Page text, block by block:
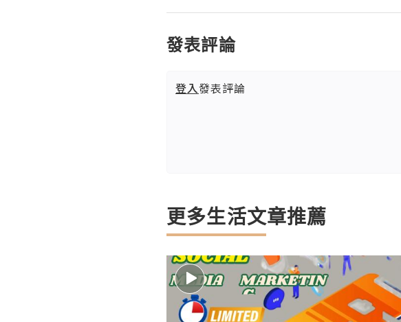
發表評論
登入發表評論
更多生活文章推薦